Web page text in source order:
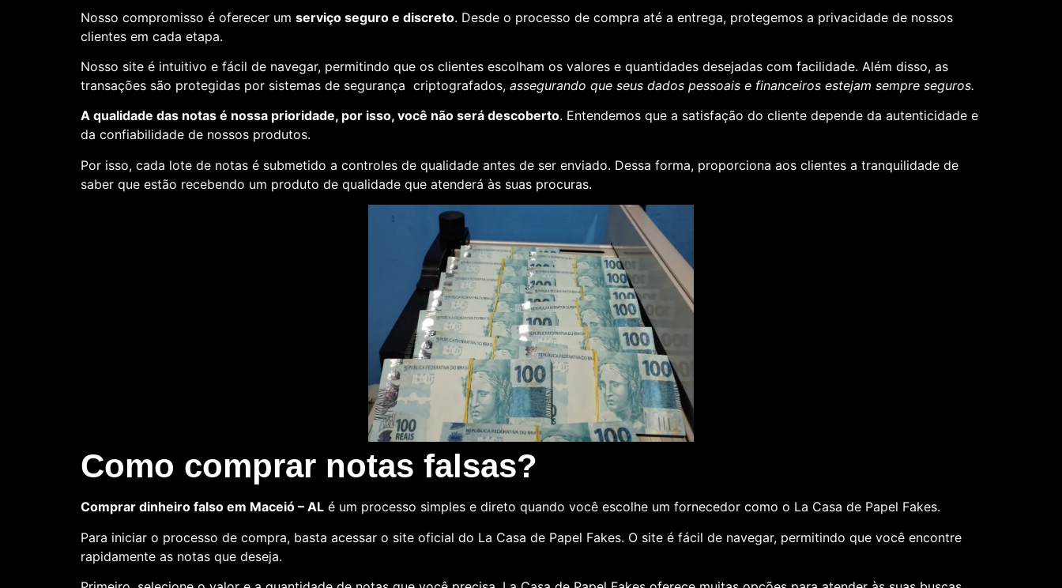
Nosso compromisso é oferecer um serviço seguro e discreto. Desde o processo de compra até a entrega, protegemos a privacidade de nossos
clientes em cada etapa.
Nosso site é intuitivo e fácil de navegar, permitindo que os clientes escolham os valores e quantidades desejadas com facilidade. Além disso, as
transações são protegidas por sistemas de segurança criptografados, assegurando que seus dados pessoais e financeiros estejam sempre seguros.
A qualidade das notas é nossa prioridade, por isso, você não será descoberto. Entendemos que a satisfação do cliente depende da autenticidade e
da confiabilidade de nossos produtos.
Por isso, cada lote de notas é submetido a controles de qualidade antes de ser enviado. Dessa forma, proporciona aos clientes a tranquilidade de
saber que estão recebendo um produto de qualidade que atenderá às suas procuras.
Como comprar notas falsas?
Comprar dinheiro falso em Maceió – AL é um processo simples e direto quando você escolhe um fornecedor como o La Casa de Papel Fakes.
Para iniciar o processo de compra, basta acessar o site oficial do La Casa de Papel Fakes. O site é fácil de navegar, permitindo que você encontre
rapidamente as notas que deseja.